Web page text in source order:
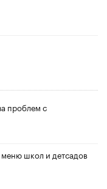
проблем с
школ и детсадов